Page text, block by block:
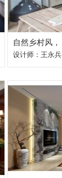
自然乡村风，
设计师：王永兵